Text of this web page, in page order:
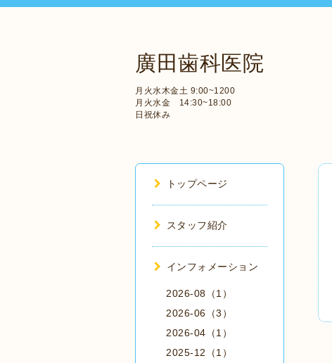
廣田歯科医院
月火水木金土 9:00~1200
月火水金 14:30~18:00
日祝休み
トップページ
スタッフ紹介
インフォメーション
2026-08（1）
2026-06（3）
2026-04（1）
2025-12（1）